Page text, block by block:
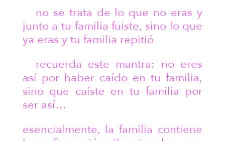
no se trata de lo que no eras y
junto a tu familia fuiste, sino lo que
ya eras y tu familia repitió
recuerda este mantra: no eres
así por haber caído en tu familia,
sino que caíste en tu familia por
ser así…
esencialmente, la familia contiene